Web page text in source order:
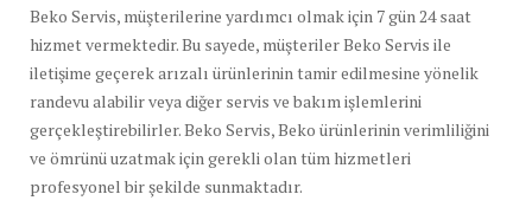
Beko Servis, müşterilerine yardımcı olmak için 7 gün 24 saat
hizmet vermektedir. Bu sayede, müşteriler Beko Servis ile
iletişime geçerek arızalı ürünlerinin tamir edilmesine yönelik
randevu alabilir veya diğer servis ve bakım işlemlerini
gerçekleştirebilirler. Beko Servis, Beko ürünlerinin verimliliğini
ve ömrünü uzatmak için gerekli olan tüm hizmetleri
profesyonel bir şekilde sunmaktadır.